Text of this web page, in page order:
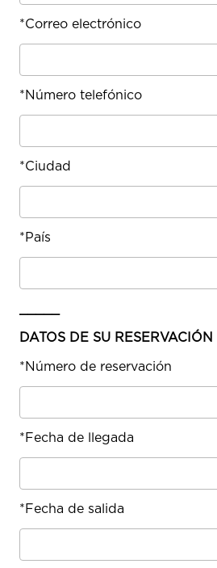
*Correo electrónico
*Número telefónico
*Ciudad
*País
DATOS DE SU RESERVACIÓN
*Número de reservación
*Fecha de llegada
*Fecha de salida